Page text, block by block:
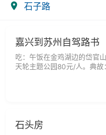
石子路
嘉兴到苏州自驾路书
吃：午饭在金鸡湖边的岱官
天轮主题公园80元/人。典
阁。拙政园始建于明代正德
石头房